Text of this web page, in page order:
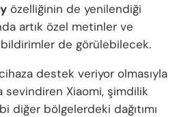
özelliğinin de yenilendiği
artık özel metinler ve
de görülebilecek.
destek veriyor olmasıyla
sevindiren Xiaomi, şimdilik
diğer bölgelerdeki dağıtımı